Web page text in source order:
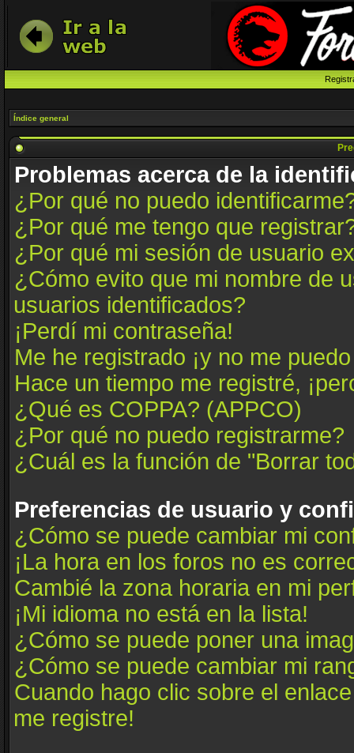
Índice general
Problemas acerca de la
¿Por qué no puedo
¿Por qué me tengo que
¿Por qué mi sesión de usuario
¿Cómo evito que mi nombre de
usuarios identificados?
¡Perdí mi contraseña!
Me he registrado ¡y no me
Hace un tiempo me registré,
¿Qué es COPPA? (APPCO)
¿Por qué no puedo registrarme?
¿Cuál es la función de "Borrar
Preferencias de usuario y
¿Cómo se puede cambiar mi
¡La hora en los foros no es
Cambié la zona horaria en mi
¡Mi idioma no está en la lista!
¿Cómo se puede poner una
¿Cómo se puede cambiar mi
Cuando hago clic sobre el
me registre!